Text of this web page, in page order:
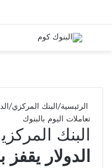
بحث عن
الرئيسية/البنك المركزي/
تعاملات اليوم بالبنوك
البنك المركزي